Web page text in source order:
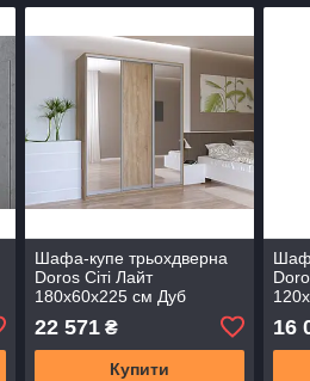
Шафа-купе трьохдверна
Doros Сіті Лайт
180х60х225 см Дуб
сонома/2 Дзеркала (DRS-
011084)
22 571₴
Купити
16